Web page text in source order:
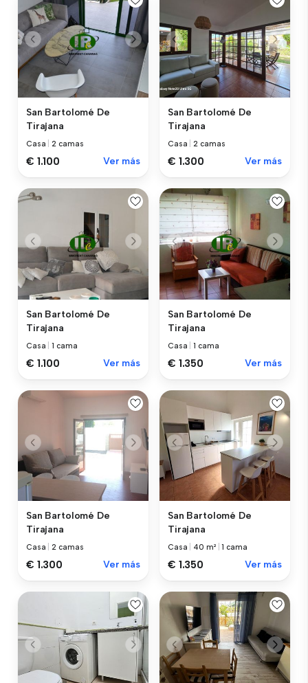
San Bartolomé De
Tirajana
Casa |2 camas
€ 1.100 Ver más
San Bartolomé De
Tirajana
Casa |2 camas
€ 1.300 Ver más
San Bartolomé De
Tirajana
Casa |1 cama
€ 1.100 Ver más
San Bartolomé De
Tirajana
Casa |1 cama
€ 1.350 Ver más
San Bartolomé De
Tirajana
Casa |2 camas
€ 1.300 Ver más
San Bartolomé De
Tirajana
Casa 40 m² |1 cama
€ 1.350 Ver más